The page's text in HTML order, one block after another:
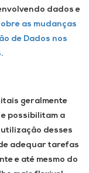
dados e
as mudanças
de Dados nos
.
geralmente
possibilitam a
desses
adequar tarefas
e até mesmo do